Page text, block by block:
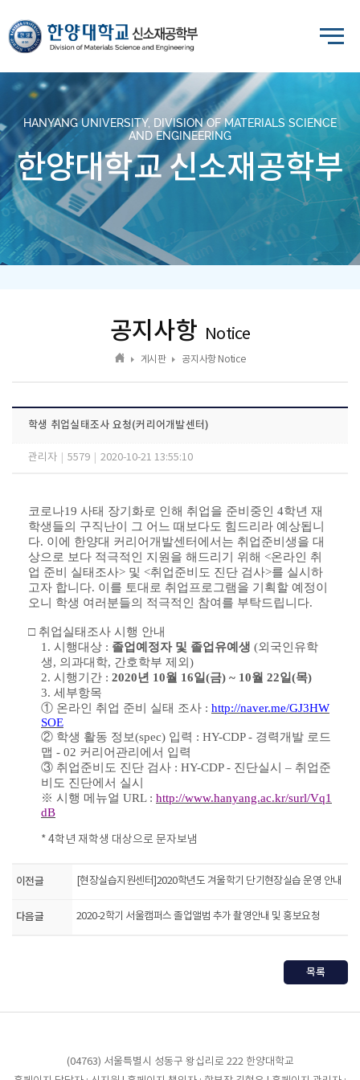
HANYANG UNIVERSITY, DIVISION OF MATERIALS SCIENCE
AND ENGINEERING
한양대학교 신소재공학부
공지사항 Notice
게시판 공지사항 Notice
학생 취업실태조사 요청(커리어개발센터)
관리자 5579 2020-10-21 13:55:10
코로나19 사태 장기화로 인해 취업을 준비중인 4학년 재
학생들의 구직난이 그 어느 때보다도 힘드리라 예상됩니
다. 이에 한양대 커리어개발센터에서는 취업준비생을 대
상으로 보다 적극적인 지원을 해드리기 위해 <온라인 취
업 준비 실태조사> 및 <취업준비도 진단 검사>를 실시하
고자 합니다. 이를 토대로 취업프로그램을 기획할 예정이
오니 학생 여러분들의 적극적인 참여를 부탁드립니다.
□ 취업실태조사 시행 안내
1. 시행대상 : 졸업예정자 및 졸업유예생 (외국인유학
생, 의과대학, 간호학부 제외 )
2. 시행기간 : 2020년 10월 16일(금) ~ 10월 22일(목)
3. 세부항목
① 온라인 취업 준비 실태 조사 : http://naver.me/GJ3HW
SOE
② 학생 활동 정보(spec) 입력 : HY-CDP - 경력개발 로드
맵 - 02 커리어관리에서 입력
③ 취업준비도 진단 검사 : HY-CDP - 진단실시 – 취업준
비도 진단에서 실시
※ 시행 메뉴얼 URL : http://www.hanyang.ac.kr/surl/Vq1
dB
* 4학년 재학생 대상으로 문자보냄
이전글 [현장실습지원센터]2020학년도 겨울학기 단기현장실습 운영 안내
다음글 2020-2학기 서울캠퍼스 졸업앨범 추가 촬영안내 및 홍보요청
목록
(04763) 서울특별시 성동구 왕십리로 222 한양대학교